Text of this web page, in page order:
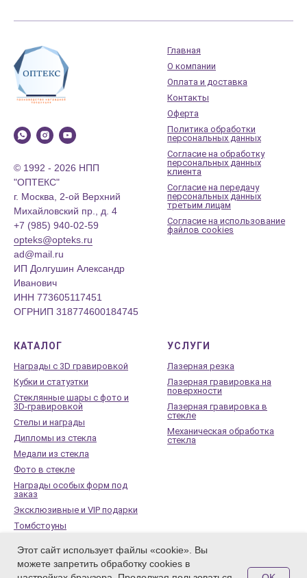
© 1992 - 2026 НПП
"ОПТЕКС"
г. Москва, 2-ой Верхний
Михайловский пр., д. 4
+7 (985) 940-02-59
opteks@opteks.ru
ad@mail.ru
ИП Долгушин Александр
Иванович
ИНН 773605117451
ОГРНИП 318774600184745
Главная
О компании
Оплата и доставка
Контакты
Оферта
Политика обработки
персональных данных
Согласие на обработку
персональных данных
клиента
Согласие на передачу
персональных данных
третьим лицам
Согласие на использование
файлов cookies
КАТАЛОГ
Награды с 3D гравировкой
Кубки и статуэтки
Стеклянные шары с фото и
3D-гравировкой
Стелы и награды
Дипломы из стекла
Медали из стекла
Фото в стекле
Награды особых форм под
заказ
Эксклюзивные и VIP подарки
Томбстоуны
Заготовки под сувениры из
оптического стекла
УСЛУГИ
Лазерная резка
Лазерная гравировка на
поверхности
Лазерная гравировка в
стекле
Механическая обработка
стекла
Этот сайт использует файлы «cookie». Вы
можете запретить обработку cookies в